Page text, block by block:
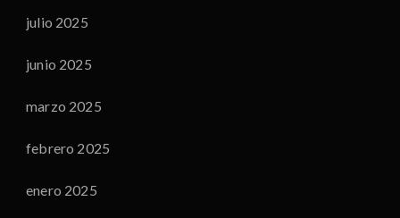
julio 2025
junio 2025
marzo 2025
febrero 2025
enero 2025